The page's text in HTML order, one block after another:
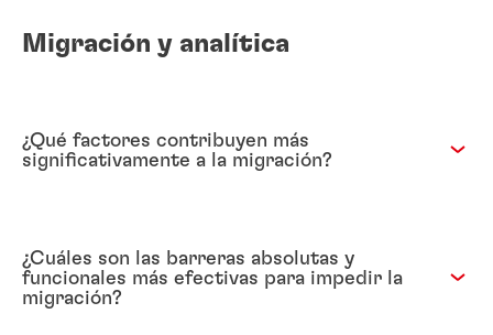
Migración y analítica
¿Qué factores contribuyen más
significativamente a la migración?
¿Cuáles son las barreras absolutas y
funcionales más efectivas para impedir la
migración?